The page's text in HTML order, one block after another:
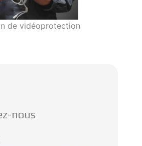
de vidéoprotection
nous